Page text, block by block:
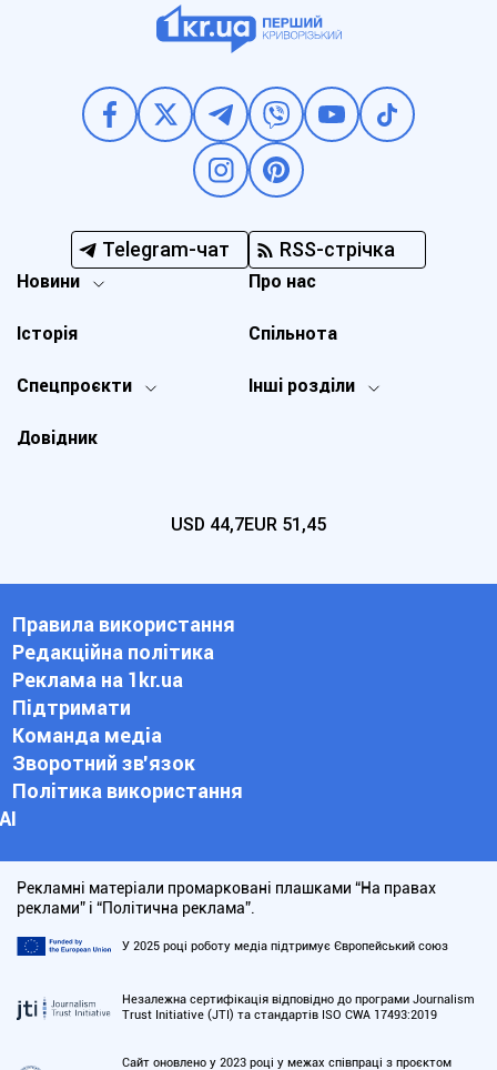
Telegram-чат RSS-стрічка
Новини
Спецпроєкти Інші розділи
Історія
Про нас
Довідник
Спільнота
USD 44,7EUR 51,45
Правила використання
Редакційна політика
Реклама на 1kr.ua
Підтримати
Команда медіа
Зворотний зв'язок
Політика використання
АІ
Рекламні матеріали промарковані плашками “На правах
реклами” і “Політична реклама”.
У 2025 році роботу медіа підтримує Європейський союз
Незалежна сертифікація відповідно до програми Journalism
Trust Initiative (JTI) та стандартів ISO CWA 17493:2019
Сайт оновлено у 2023 році у межах співпраці з проєктом